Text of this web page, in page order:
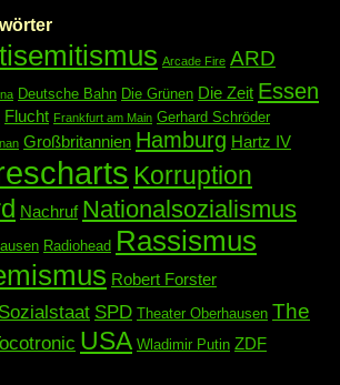
Arcade Fire ARD
Deutsche Bahn Die Grünen Die Zeit Essen
Flucht Frankfurt am Main Gerhard Schröder
Großbritannien Hamburg Hartz IV
Korruption
Nachruf Nationalsozialismus
Radiohead Rassismus
Robert Forster
Sozialstaat SPD Theater Oberhausen The
USA Wladimir Putin ZDF